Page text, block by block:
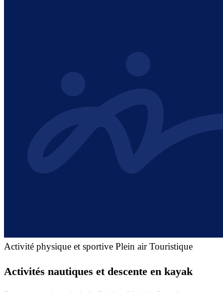
Activité physique et sportive Plein air Touristique
Activités nautiques et descente en kayak